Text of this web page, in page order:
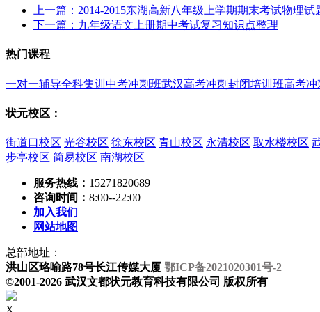
上一篇：2014-2015东湖高新八年级上学期期末考试物理试
下一篇：九年级语文上册期中考试复习知识点整理
热门课程
一对一辅导全科集训 中考冲刺班武汉高考冲刺封闭培训班高考冲
状元校区：
街道口校区 光谷校区 徐东校区 青山校区 永清校区 取水楼校区
步亭校区 简易校区 南湖校区
服务热线： 15271820689
咨询时间： 8:00--22:00
加入我们
网站地图
总部地址：
洪山区珞喻路78号长江传媒大厦 鄂ICP备2021020301号-2
©2001-2026 武汉文都状元教育科技有限公司 版权所有